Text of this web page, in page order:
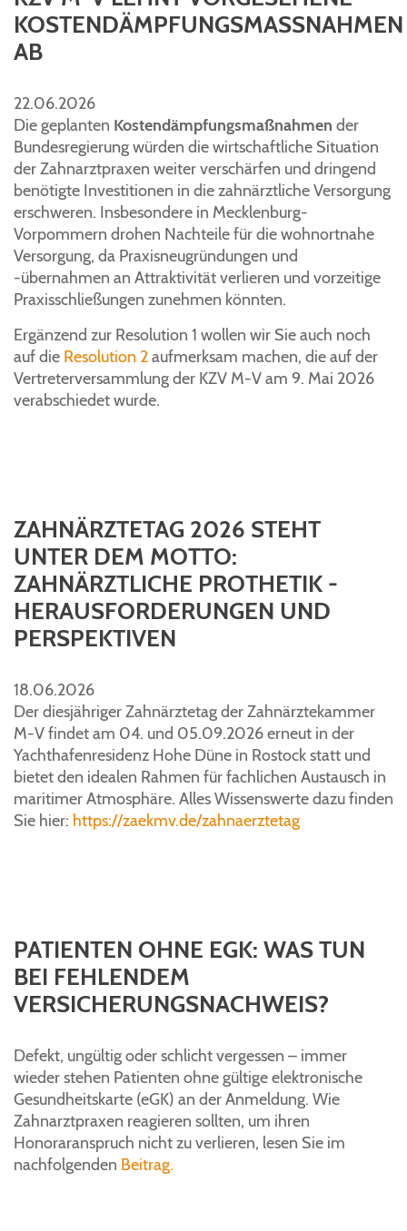
KOSTENDÄMPFUNGSMASSNAHMEN A
B
22.06.2026
Die geplanten Kostendämpfungsmaßnahmen der
Bundesregierung würden die wirtschaftliche Situation
der Zahnarztpraxen weiter verschärfen und dringend
benötigte Investitionen in die zahnärztliche Versorgung
erschweren. Insbesondere in Mecklenburg-
Vorpommern drohen Nachteile für die wohnortnahe
Versorgung, da Praxisneugründungen und
-übernahmen an Attraktivität verlieren und vorzeitige
Praxisschließungen zunehmen könnten.
Ergänzend zur Resolution 1 wollen wir Sie auch noch
auf die Resolution 2aufmerksam machen, die auf der
Vertreterversammlung der KZV M-V am 9. Mai 2026
verabschiedet wurde.
ZAHNÄRZTETAG 2026 STEHT
UNTER DEM MOTTO:
ZAHNÄRZTLICHE PROTHETIK -
HERAUSFORDERUNGEN UND
PERSPEKTIVEN
18.06.2026
Der diesjähriger Zahnärztetag der Zahnärztekammer
M-V findet am 04. und 05.09.2026 erneut in der
Yachthafenresidenz Hohe Düne in Rostock statt und
bietet den idealen Rahmen für fachlichen Austausch in
maritimer Atmosphäre. Alles Wissenswerte dazu finden
Sie hier: https://zaekmv.de/zahnaerztetag
PATIENTEN OHNE EGK: WAS TUN
BEI FEHLENDEM
VERSICHERUNGSNACHWEIS?
Defekt, ungültig oder schlicht vergessen – immer
wieder stehen Patienten ohne gültige elektronische
Gesundheitskarte (eGK) an der Anmeldung. Wie
Zahnarztpraxen reagieren sollten, um ihren
Honoraranspruch nicht zu verlieren, lesen Sie im
nachfolgenden Beitrag.